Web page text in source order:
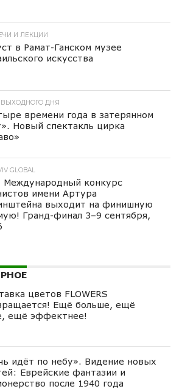
И ЛЕКЦИИ
в Рамат-Ганском музее
искусства
ДНЯ
времени года в затерянном
Новый спектакль цирка
GLOBAL
Международный конкурс
имени Артура
выходит на финишную
Гранд-финал 3–9 сентября,
цветов FLOWERS
Ещё больше, ещё
ещё эффектнее!
идёт по небу». Видение новых
Еврейские фантазии и
после 1940 года